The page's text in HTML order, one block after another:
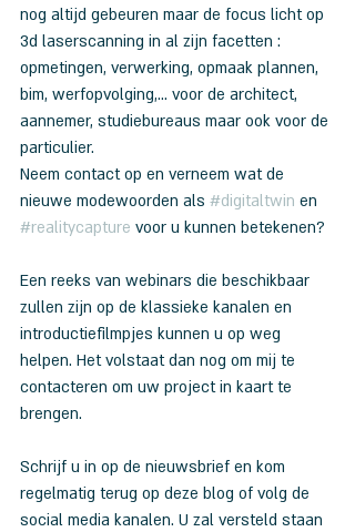
nog altijd gebeuren maar de focus licht op
3d laserscanning in al zijn facetten :
opmetingen, verwerking, opmaak plannen,
bim, werfopvolging,... voor de architect,
aannemer, studiebureaus maar ook voor de
particulier.
Neem contact op en verneem wat de
nieuwe modewoorden als #digitaltwin en
#realitycapture voor u kunnen betekenen?
Een reeks van webinars die beschikbaar
zullen zijn op de klassieke kanalen en
introductiefilmpjes kunnen u op weg
helpen. Het volstaat dan nog om mij te
contacteren om uw project in kaart te
brengen.
Schrijf u in op de nieuwsbrief en kom
regelmatig terug op deze blog of volg de
social media kanalen. U zal versteld staan